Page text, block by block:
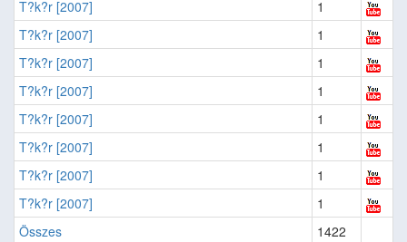
T?k?r [2007]
1
T?k?r [2007]
1
T?k?r [2007]
1
T?k?r [2007]
1
T?k?r [2007]
1
T?k?r [2007]
1
T?k?r [2007]
1
T?k?r [2007]
1
Összes
1422